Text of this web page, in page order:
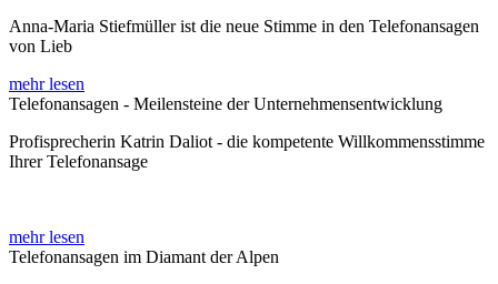
Anna-Maria Stiefmüller ist die neue Stimme in den Telefonansagen
von Lieb
mehr lesen
Telefonansagen - Meilensteine der Unternehmensentwicklung
Profisprecherin Katrin Daliot - die kompetente Willkommensstimme
Ihrer Telefonansage
mehr lesen
Telefonansagen im Diamant der Alpen